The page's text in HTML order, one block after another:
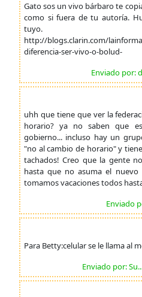
Gato sos un vivo bárbaro te
como si fuera de tu autoría.
tuyo.
http://blogs.clarin.com/
diferencia-ser-vivo-o-bolud-
Enviado por:
uhh que tiene que ver la
horario? ya no saben que
gobierno... incluso hay un
"no al cambio de horario" y
tachados! Creo que la gente
hasta que no asuma el
tomamos vacaciones todos
Enviado
Para Betty:celular se le llama al
Enviado por: